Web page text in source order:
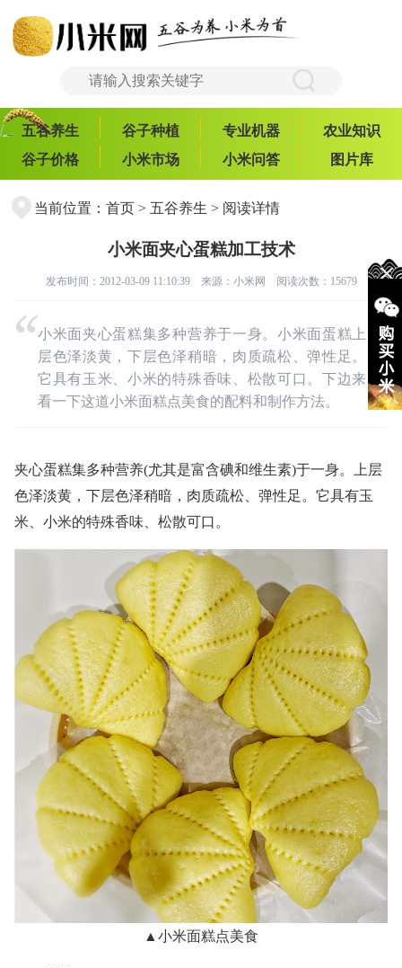
五谷养生 谷子种植 专业机器
农业知识
谷子价格
小米市场 小米问答 图片库
当前位置： 首页> 五谷养生 > 阅读详情
小米面夹心蛋糕加工技术
发布时间：2012-03-09 11:10:39 来源： 小米网 阅读次数：15679
小米面夹心蛋糕集多种营养于一身。小米面蛋糕上
层色泽淡黄，下层色泽稍暗，肉质疏松、弹性足。
它具有玉米、小米的特殊香味、松散可口。下边来
看一下这道小米面糕点美食的配料和制作方法。
夹心蛋糕集多种营养(尤其是富含碘和维生素)于一身。上层
色泽淡黄，下层色泽稍暗，肉质疏松、弹性足。它具有玉
米、小米的特殊香味、松散可口。
▲小米面糕点美食